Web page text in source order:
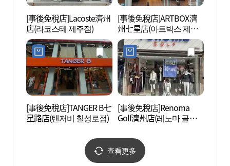
[事後免稅店]Lacoste濟州
店(라코스테 제주점)
[事後免稅店]ARTBOX濟
州七星店(아트박스 제주
칠성점)
[事後免稅店]TANGER B七
星路店(탠저비 칠성로점)
[事後免稅店]Renoma
Golf濟州店(레노마 골프
查看更多